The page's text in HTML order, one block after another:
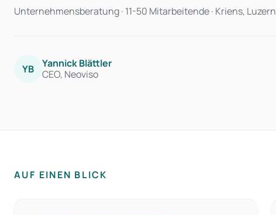
Unternehmensberatung · 11-50 Mitarbeitende · Kriens, Luzern
YB
Yannick Blättler
CEO, Neoviso
AUF EINEN BLICK